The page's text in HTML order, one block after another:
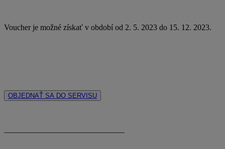
Voucher je možné získať v období od 2. 5. 2023 do 15. 12. 2023.
OBJEDNAŤ SA DO SERVISU